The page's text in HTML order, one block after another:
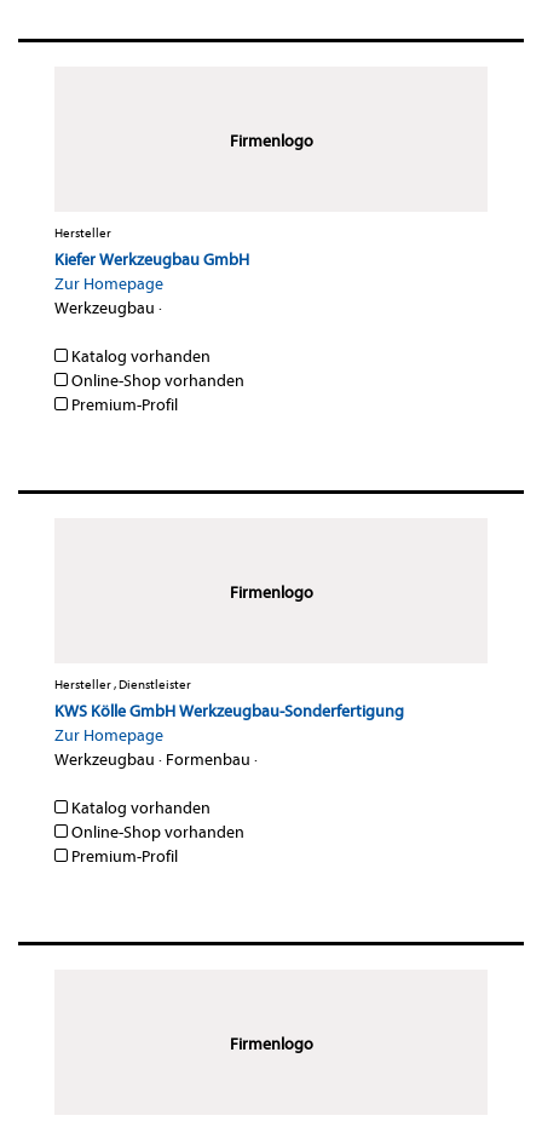
Firmenlogo
Hersteller
Kiefer Werkzeugbau GmbH
Zur Homepage
Werkzeugbau ·
Katalog vorhanden
Online-Shop vorhanden
Premium-Profil
Firmenlogo
Hersteller , Dienstleister
KWS Kölle GmbH Werkzeugbau-Sonderfertigung
Zur Homepage
Werkzeugbau · Formenbau ·
Katalog vorhanden
Online-Shop vorhanden
Premium-Profil
Firmenlogo